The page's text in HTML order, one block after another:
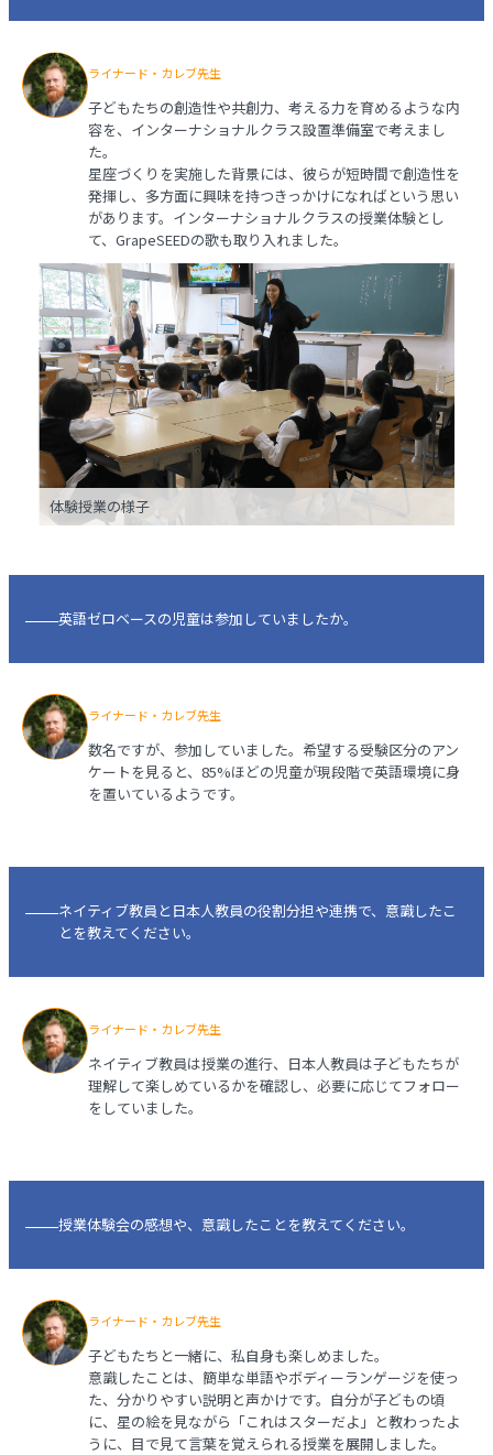
ライナード・カレブ先生
子どもたちの創造性や共創力、考える力を育めるような内
容を、インターナショナルクラス設置準備室で考えまし
た。
星座づくりを実施した背景には、彼らが短時間で創造性を
発揮し、多方面に興味を持つきっかけになればという思い
があります。インターナショナルクラスの授業体験とし
て、GrapeSEEDの歌も取り入れました。
体験授業の様子
英語ゼロベースの児童は参加していましたか。
ライナード・カレブ先生
数名ですが、参加していました。希望する受験区分のアン
ケートを見ると、85%ほどの児童が現段階で英語環境に身
を置いているようです。
ネイティブ教員と日本人教員の役割分担や連携で、意識したこ
とを教えてください。
ライナード・カレブ先生
ネイティブ教員は授業の進行、日本人教員は子どもたちが
理解して楽しめているかを確認し、必要に応じてフォロー
をしていました。
授業体験会の感想や、意識したことを教えてください。
ライナード・カレブ先生
子どもたちと一緒に、私自身も楽しめました。
意識したことは、簡単な単語やボディーランゲージを使っ
た、分かりやすい説明と声かけです。自分が子どもの頃
に、星の絵を見ながら「これはスターだよ」と教わったよ
うに、目で見て言葉を覚えられる授業を展開しました。